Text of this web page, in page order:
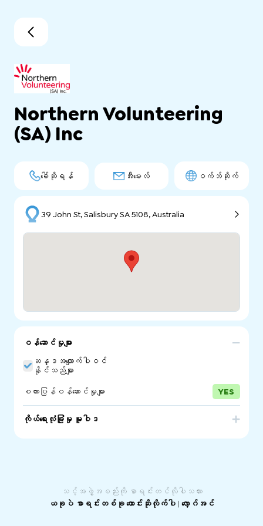
Northern Volunteering
(SA) Inc
ခေါ်ဆိုရန် အီးမေးလ် ဝက်ဘ်ဆိုက်
39 John St, Salisbury SA 5108, Australia
ဝန်ဆောင်မှုများ
ဆန္ဒအလျောက်ပါဝင်
နိုင်သည်များ
စကားပြန်ဝန်ဆောင်မှုများ
YES
ကိုယ်ရေးလုံခြုံမှု မူဝါဒ
သင့်အဖွဲ့အစည်းကို စာရင်းတင်လိုပါသလား
ယခုပဲ စာရင်းတစ်ခု တောင်းဆိုလိုက်ပါ | လော့ဂ်အင်